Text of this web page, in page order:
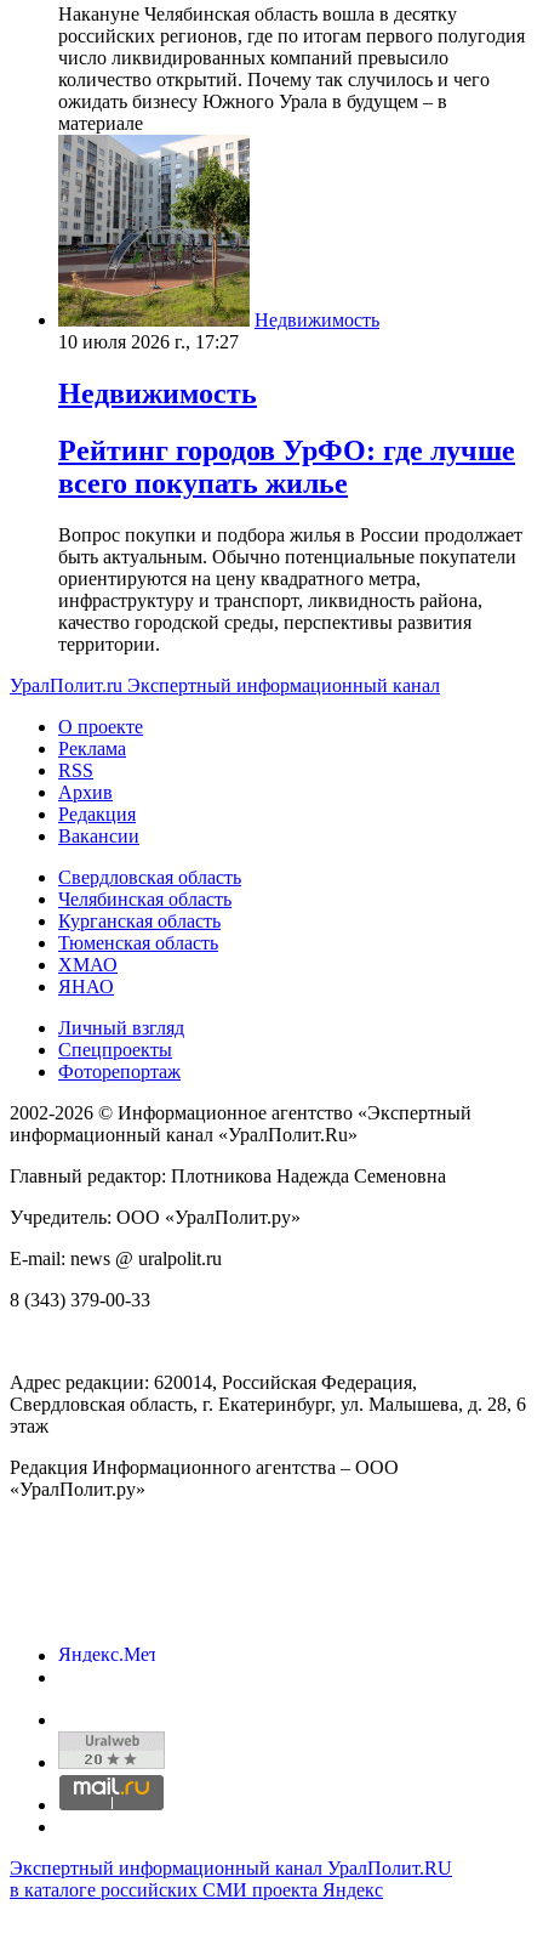
Накануне Челябинская область вошла в десятку
российских регионов, где по итогам первого полугодия
число ликвидированных компаний превысило
количество открытий. Почему так случилось и чего
ожидать бизнесу Южного Урала в будущем – в
материале
Недвижимость
10 июля 2026 г., 17:27
Недвижимость
Рейтинг городов УрФО: где лучше
всего покупать жилье
Вопрос покупки и подбора жилья в России продолжает
быть актуальным. Обычно потенциальные покупатели
ориентируются на цену квадратного метра,
инфраструктуру и транспорт, ликвидность района,
качество городской среды, перспективы развития
территории.
УралПолит.ru Экспертный информационный канал
О проекте
Реклама
RSS
Архив
Редакция
Вакансии
Свердловская область
Челябинская область
Курганская область
Тюменская область
ХМАО
ЯНАО
Личный взгляд
Спецпроекты
Фоторепортаж
2002-2026 © Информационное агентство «Экспертный
информационный канал «УралПолит.Ru»
Главный редактор: Плотникова Надежда Семеновна
Учредитель: ООО «УралПолит.ру»
E-mail: news @ uralpolit.ru
8 (343) 379-00-33
Адрес редакции: 620014, Российская Федерация,
Свердловская область, г. Екатеринбург, ул. Малышева, д. 28, 6
этаж
Редакция Информационного агентства – ООО
«УралПолит.ру»
Экспертный информационный канал УралПолит.RU
в каталоге российских СМИ проекта Яндекс